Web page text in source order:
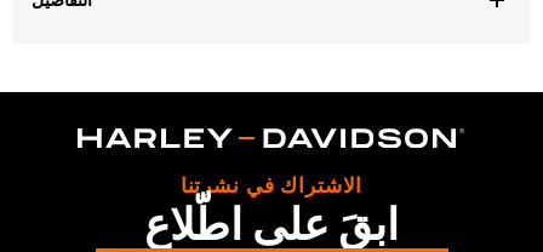
Sold In Units:Pair
1 year limited warranty – Go to
for full details
الاشتراك في نشرتنا
ابقَ على اطّلاع